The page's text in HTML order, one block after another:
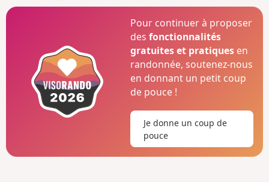
Pour continuer à proposer
desfonctionnalités
gratuites et pratiques en
randonnée, soutenez-nous
en donnant un petit coup
de pouce !
Je donne un coup de
pouce